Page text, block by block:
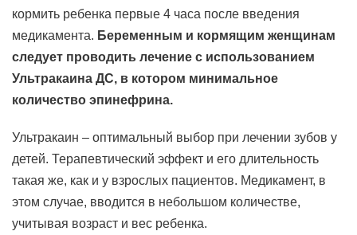
кормить ребенка первые 4 часа после введения
медикамента. Беременным и кормящим женщинам
следует проводить лечение с использованием
Ультракаина ДС, в котором минимальное
количество эпинефрина.
Ультракаин – оптимальный выбор при лечении зубов у
детей. Терапевтический эффект и его длительность
такая же, как и у взрослых пациентов. Медикамент, в
этом случае, вводится в небольшом количестве,
учитывая возраст и вес ребенка.